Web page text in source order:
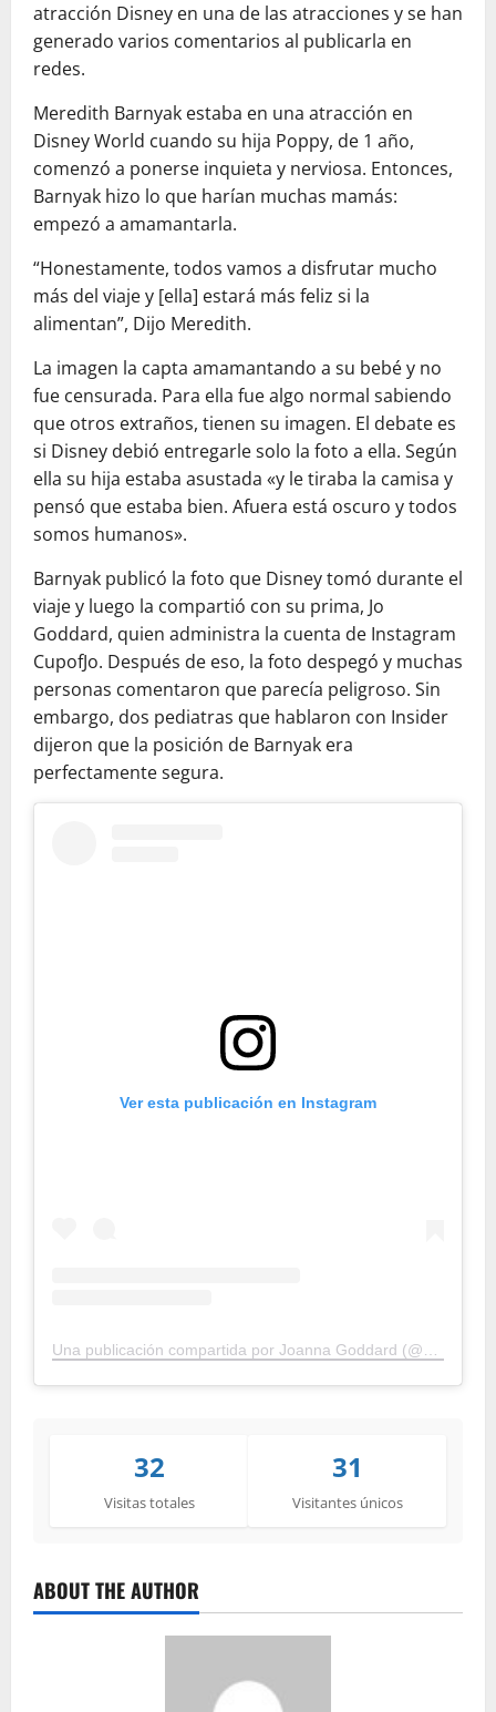
atracción Disney en una de las atracciones y se han
generado varios comentarios al publicarla en
redes.
Meredith Barnyak estaba en una atracción en
Disney World cuando su hija Poppy, de 1 año,
comenzó a ponerse inquieta y nerviosa. Entonces,
Barnyak hizo lo que harían muchas mamás:
empezó a amamantarla.
“Honestamente, todos vamos a disfrutar mucho
más del viaje y [ella] estará más feliz si la
alimentan”, Dijo Meredith.
La imagen la capta amamantando a su bebé y no
fue censurada. Para ella fue algo normal sabiendo
que otros extraños, tienen su imagen. El debate es
si Disney debió entregarle solo la foto a ella. Según
ella su hija estaba asustada «y le tiraba la camisa y
pensó que estaba bien. Afuera está oscuro y todos
somos humanos».
Barnyak publicó la foto que Disney tomó durante el
viaje y luego la compartió con su prima, Jo
Goddard, quien administra la cuenta de Instagram
CupofJo. Después de eso, la foto despegó y muchas
personas comentaron que parecía peligroso. Sin
embargo, dos pediatras que hablaron con Insider
dijeron que la posición de Barnyak era
perfectamente segura.
Ver esta publicación en Instagram
32
Visitas totales
31
Visitantes únicos
ABOUT THE AUTHOR